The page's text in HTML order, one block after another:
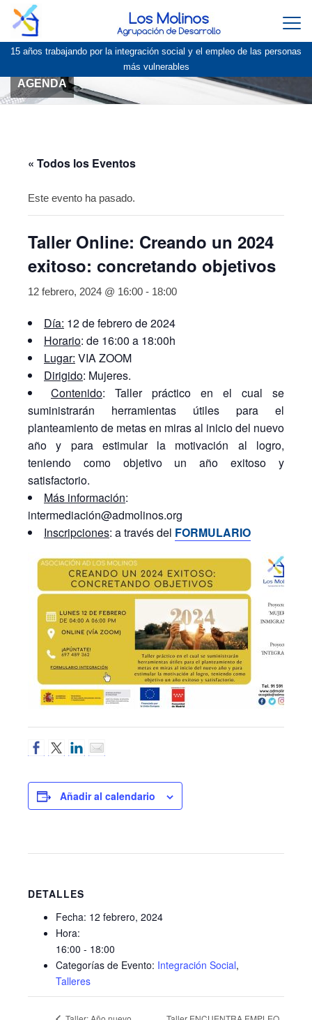
15 años trabajando por la integración social y el empleo de las personas
más vulnerables
AGENDA
« Todos los Eventos
Este evento ha pasado.
Taller Online: Creando un 2024
exitoso: concretando objetivos
12 febrero, 2024 @ 16:00 - 18:00
Día: 12 de febrero de 2024
Horario: de 16:00 a 18:00h
Lugar: VIA ZOOM
Dirigido: Mujeres.
Contenido: Taller práctico en el cual se
suministrarán herramientas útiles para el
planteamiento de metas en miras al inicio del nuevo
año y para estimular la motivación al logro,
teniendo como objetivo un año exitoso y
satisfactorio.
Más información:
intermediación@admolinos.org
Inscripciones: a través del FORMULARIO
Añadir al calendario
DETALLES
Fecha: 12 febrero, 2024
Hora:
16:00 - 18:00
Categorías de Evento: Integración Social,
Talleres